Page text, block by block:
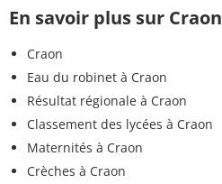
En savoir plus sur Craon
Craon
Eau du robinet à Craon
Résultat régionale à Craon
Classement des lycées à Craon
Maternités à Craon
Crèches à Craon